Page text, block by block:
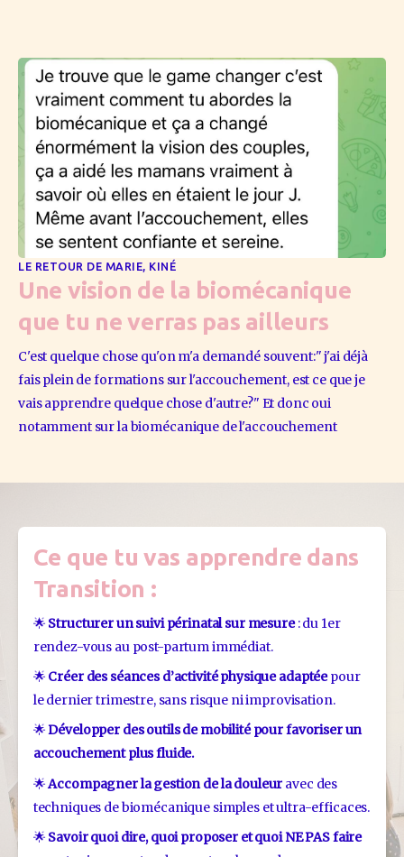
LE RETOUR DE MARIE, KINÉ
Une vision de la biomécanique
que tu ne verras pas ailleurs
C'est quelque chose qu'on m'a demandé souvent:" j'ai déjà
fais plein de formations sur l'accouchement, est ce que je
vais apprendre quelque chose d'autre?" Et donc oui
notamment sur la biomécanique de l'accouchement
Ce que tu vas apprendre dans
Transition :
🌟 Structurer un suivi périnatal sur mesure : du 1er
rendez-vous au post-partum immédiat.
🌟 Créer des séances d’activité physique adaptée pour
le dernier trimestre, sans risque ni improvisation.
🌟 Développer des outils de mobilité pour favoriser un
accouchement plus fluide.
🌟 Accompagner la gestion de la douleur avec des
techniques de biomécanique simples et ultra-efficaces.
🌟 Savoir quoi dire, quoi proposer et quoi NE PAS faire